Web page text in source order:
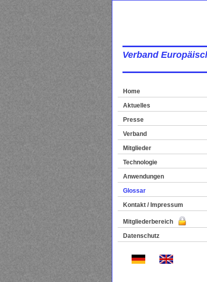
Verband
Home
Aktuelles
Presse
Verband
Mitglieder
Technologie
Anwendungen
Glossar
Kontakt / Impressum
Mitgliederbereich
Datenschutz